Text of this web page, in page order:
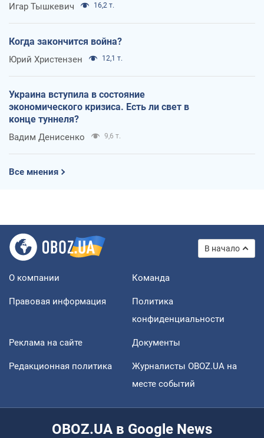
Игар Тышкевич 16,2 т.
Когда закончится война?
Юрий Христензен 12,1 т.
Украина вступила в состояние
экономического кризиса. Есть ли свет в
конце туннеля?
Вадим Денисенко 9,6 т.
Все мнения
В начало
О компании Команда
Правовая информация
Политика
конфиденциальности
Реклама на сайте Документы
Редакционная политика
Журналисты OBOZ.UA на
месте событий
OBOZ.UA в Google News